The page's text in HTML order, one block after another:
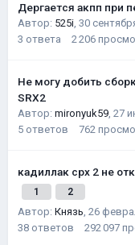
Дергается акпп при
Автор: 525i, 30
3 ответа 2 206
Не могу добить
SRX2
Автор: mironyuk59, 27
5 ответов 762
кадиллак срх 2 не
1 2
Автор: Князь, 26
38 ответов 292 097